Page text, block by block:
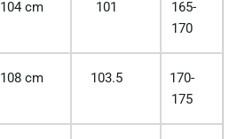
104 cm 101
165-
170
108 cm 103.5
170-
175